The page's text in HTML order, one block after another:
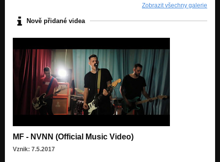
Zobrazit všechny galerie
Nově přidané videa
MF - NVNN (Official Music Video)
Vznik: 7.5.2017